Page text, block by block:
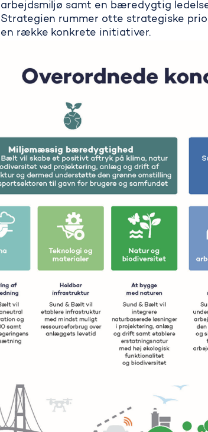
arbejdsmiljø samt en bæredygtig
Strategien rummer otte strategiske
en række konkrete initiativer.